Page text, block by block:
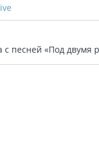
песней «Под двумя